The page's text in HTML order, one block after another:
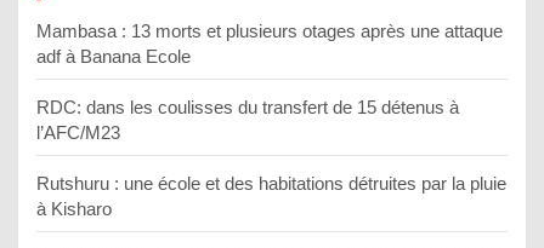
Mambasa : 13 morts et plusieurs otages après une attaque
adf à Banana Ecole
RDC: dans les coulisses du transfert de 15 détenus à
l’AFC/M23
Rutshuru : une école et des habitations détruites par la pluie
à Kisharo